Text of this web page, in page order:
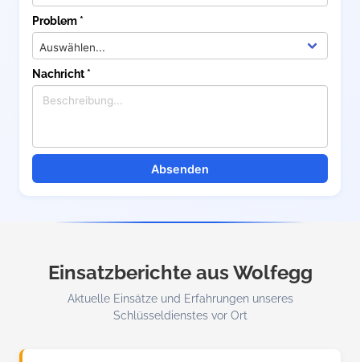
Problem *
Nachricht *
Absenden
Einsatzberichte aus Wolfegg
Aktuelle Einsätze und Erfahrungen unseres
Schlüsseldienstes vor Ort